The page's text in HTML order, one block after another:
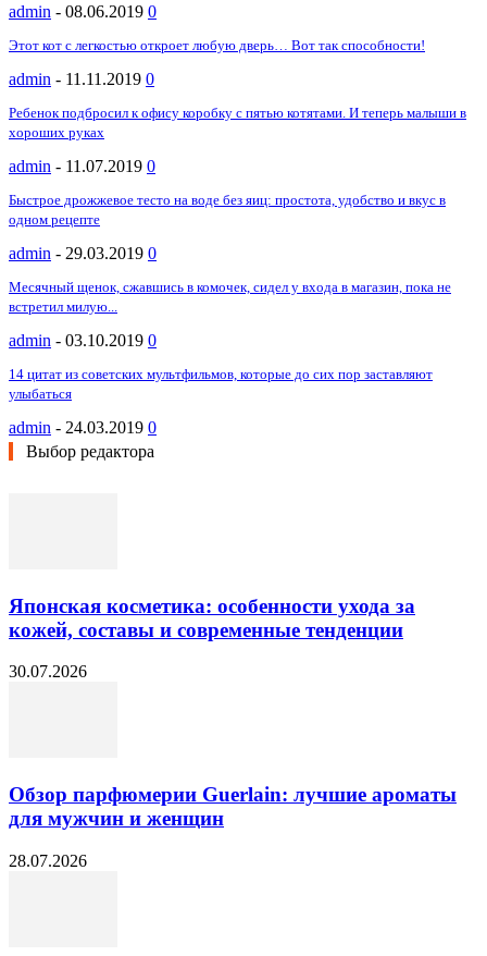
admin - 08.06.2019 0
Этот кот с легкостью откроет любую дверь… Вот так способности!
admin - 11.11.2019 0
Ребенок подбросил к офису коробку с пятью котятами. И теперь малыши в
хороших руках
admin - 11.07.2019 0
Быстрое дрожжевое тесто на воде без яиц: простота, удобство и вкус в
одном рецепте
admin - 29.03.2019 0
Месячный щенок, сжавшись в комочек, сидел у входа в магазин, пока не
встретил милую...
admin - 03.10.2019 0
14 цитат из советских мультфильмов, которые до сих пор заставляют
улыбаться
admin - 24.03.2019 0
Выбор редактора
Японская косметика: особенности ухода за
кожей, составы и современные тенденции
30.07.2026
Обзор парфюмерии Guerlain: лучшие ароматы
для мужчин и женщин
28.07.2026